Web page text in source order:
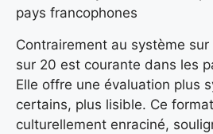
pays francophones
Contrairement au système
sur 20 est courante dans les
Elle offre une évaluation plus
certains, plus lisible. Ce
culturellement enraciné,